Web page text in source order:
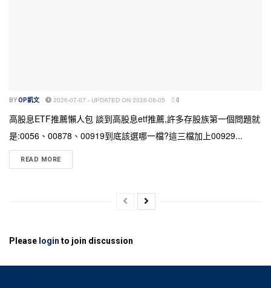
BYOP凱文 2026-07-07 - UPDATED ON 2026-08-05 0
高股息ETF推薦懶人包 談到高股息etf推薦,許多存股族第一個問題就
是:0056、00878、00919到底該選哪一檔?這三檔加上00929...
READ MORE
Please login to join discussion